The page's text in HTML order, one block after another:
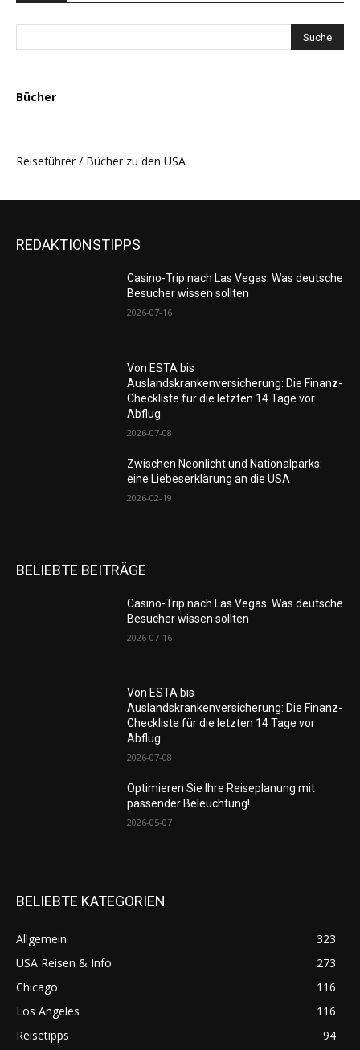
Bücher
Reiseführer / Bücher zu den USA
REDAKTIONSTIPPS
Casino-Trip nach Las Vegas: Was deutsche
Besucher wissen sollten
2026-07-16
Von ESTA bis
Auslandskrankenversicherung: Die Finanz-
Checkliste für die letzten 14 Tage vor
Abflug
2026-07-08
Zwischen Neonlicht und Nationalparks:
eine Liebeserklärung an die USA
2026-02-19
BELIEBTE BEITRÄGE
Casino-Trip nach Las Vegas: Was deutsche
Besucher wissen sollten
2026-07-16
Von ESTA bis
Auslandskrankenversicherung: Die Finanz-
Checkliste für die letzten 14 Tage vor
Abflug
2026-07-08
Optimieren Sie Ihre Reiseplanung mit
passender Beleuchtung!
2026-05-07
BELIEBTE KATEGORIEN
Allgemein
323
USA Reisen & Info
273
Chicago
116
Los Angeles
116
Reisetipps
94